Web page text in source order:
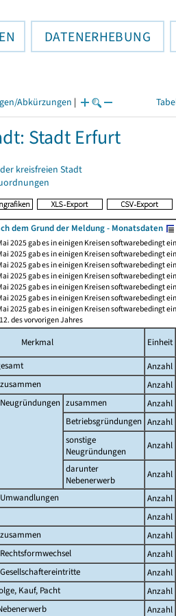
DATENERHEBUNG
Abkürzungen |
Stadt Erfurt
kreisfreien Stadt
dem Grund der Meldung - Monatsdaten
2025 gab es in einigen Kreisen softwarebedingt
2025 gab es in einigen Kreisen softwarebedingt
2025 gab es in einigen Kreisen softwarebedingt
2025 gab es in einigen Kreisen softwarebedingt
2025 gab es in einigen Kreisen softwarebedingt
2025 gab es in einigen Kreisen softwarebedingt
2025 gab es in einigen Kreisen softwarebedingt
des vorvorigen Jahres
Merkmal Einheit
Anzahl
zusammen Anzahl
Neugründungen zusammen Anzahl
Betriebsgründungen Anzahl
sonstige
Neugründungen
Anzahl
darunter
Nebenerwerb
Anzahl
Umwandlungen
Anzahl
Anzahl
zusammen Anzahl
Rechtsformwechsel
Anzahl
Gesellschaftereintritte
Anzahl
Kauf, Pacht
Anzahl
Anzahl